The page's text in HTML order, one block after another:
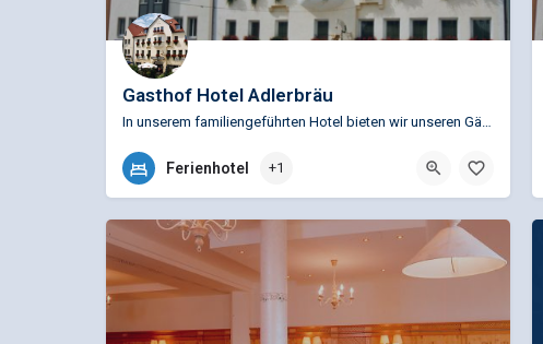
Gasthof Hotel Adlerbräu
In unserem familiengeführten Hotel bieten wir unseren Gästen geschmackvoll eingerichtete Zimmer (teilweise…
09831 88670
Marktplatz 10/12, 91710 Gunzenhausen, Deutschland
Ferienhotel +1